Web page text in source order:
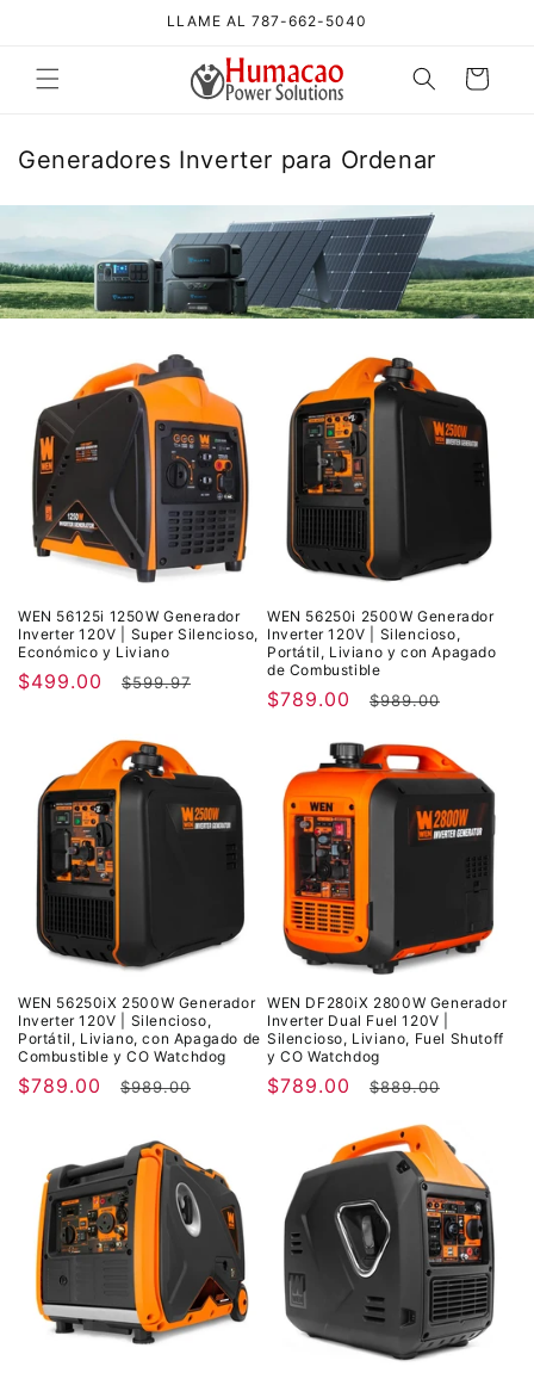
LLAME AL 787-662-5040
Carrito
C
e
c
c
Generadores Inverter para Ordenar
WEN 56125i 1250W Generador
Inverter 120V | Super Silencioso,
Económico y Liviano
Precio
$499.00
Precio
$599.97
WEN 56250i 2500W Generador
Inverter 120V | Silencioso,
Portátil, Liviano y con Apagado
de Combustible
Precio
oferta
$789.00
Precio
$989.00
WEN 56250iX 2500W Generador
Inverter 120V | Silencioso,
Portátil, Liviano, con Apagado de
Combustible y CO Watchdog
Precio
$789.00
Precio
$989.00
WEN DF280iX 2800W Generador
Inverter Dual Fuel 120V |
Silencioso, Liviano, Fuel Shutoff
y CO Watchdog
Precio
$789.00
Precio
$889.00